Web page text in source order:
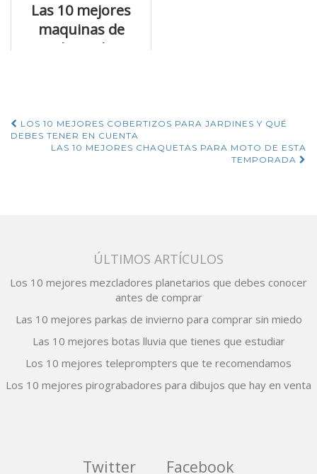
Las 10 mejores
maquinas de
entubar tabaco
Navegación
LOS 10 MEJORES COBERTIZOS PARA JARDINES Y QUÉ
DEBES TENER EN CUENTA
LAS 10 MEJORES CHAQUETAS PARA MOTO DE ESTA
TEMPORADA
ÚLTIMOS ARTÍCULOS
Los 10 mejores mezcladores planetarios que debes conocer
antes de comprar
Las 10 mejores parkas de invierno para comprar sin miedo
Las 10 mejores botas lluvia que tienes que estudiar
Los 10 mejores teleprompters que te recomendamos
Los 10 mejores pirograbadores para dibujos que hay en venta
Twitter Facebook